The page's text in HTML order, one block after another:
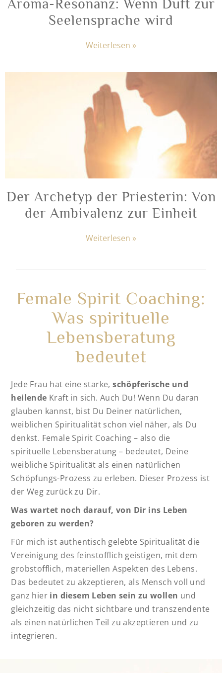
Aroma-Resonanz: Wenn Duft zur
Seelensprache wird
Weiterlesen »
Der Archetyp der Priesterin: Von
der Ambivalenz zur Einheit
Weiterlesen »
Female Spirit Coaching:
Was spirituelle
Lebensberatung
bedeutet
Jede Frau hat eine starke,schöpferische und
heilende Kraft in sich. Auch Du! Wenn Du daran
glauben kannst, bist Du Deiner natürlichen,
weiblichen Spiritualität schon viel näher, als Du
denkst. Female Spirit Coaching – also die
spirituelle Lebensberatung – bedeutet, Deine
weibliche Spiritualität als einen natürlichen
Schöpfungs-Prozess zu erleben. Dieser Prozess ist
der Weg zurück zu Dir.
Was wartet noch darauf, von Dir ins Leben
geboren zu werden?
Für mich ist authentisch gelebte Spiritualität die
Vereinigung des feinstofflich geistigen, mit dem
grobstofflich, materiellen Aspekten des Lebens.
Das bedeutet zu akzeptieren, als Mensch voll und
ganz hier in diesem Leben sein zu wollen und
gleichzeitig das nicht sichtbare und transzendente
als einen natürlichen Teil zu akzeptieren und zu
integrieren.